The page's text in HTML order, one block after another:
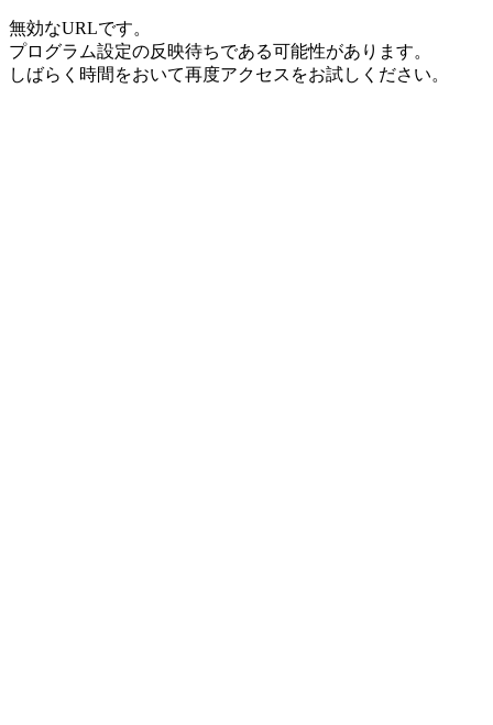
無効なURLです。
プログラム設定の反映待ちである可能性があります。
しばらく時間をおいて再度アクセスをお試しください。